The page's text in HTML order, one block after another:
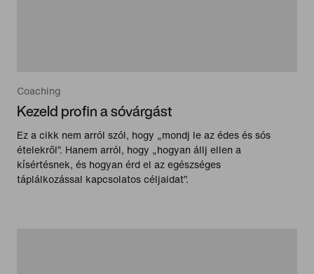
Coaching
Kezeld profin a sóvárgást
Ez a cikk nem arról szól, hogy „mondj le az édes és sós
ételekről”. Hanem arról, hogy „hogyan állj ellen a
kísértésnek, és hogyan érd el az egészséges
táplálkozással kapcsolatos céljaidat”.